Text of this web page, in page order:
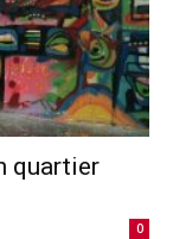
quartier
0